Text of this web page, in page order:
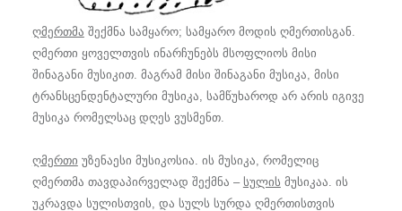
ღმერთმა შექმნა სამყარო; სამყარო მოდის ღმერთისგან.
ღმერთი ყოველთვის ინარჩუნებს მსოფლიოს მისი
შინაგანი მუსიკით. მაგრამ მისი შინაგანი მუსიკა, მისი
ტრანსცენდენტალური მუსიკა, სამწუხაროდ არ არის იგივე
მუსიკა რომელსაც დღეს ვუსმენთ.
ღმერთი უზენაესი მუსიკოსია. ის მუსიკა, რომელიც
ღმერთმა თავდაპირველად შექმნა – სულის მუსიკაა. ის
უკრავდა სულისთვის, და სულს სურდა ღმერთისთვის